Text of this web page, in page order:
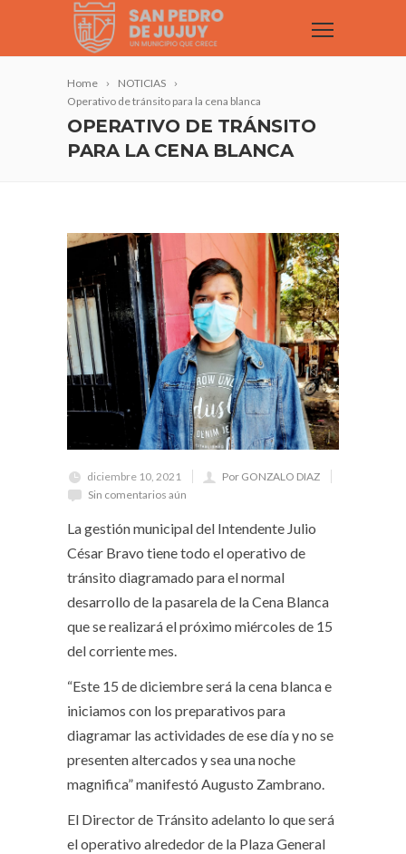
Home
NOTICIAS
Operativo de tránsito para la cena blanca
OPERATIVO DE TRÁNSITO
PARA LA CENA BLANCA
diciembre 10, 2021
Por GONZALO DIAZ
Sin comentarios aún
La gestión municipal del Intendente Julio
César Bravo tiene todo el operativo de
tránsito diagramado para el normal
desarrollo de la pasarela de la Cena Blanca
que se realizará el próximo miércoles de 15
del corriente mes.
“Este 15 de diciembre será la cena blanca e
iniciamos con los preparativos para
diagramar las actividades de ese día y no se
presenten altercados y sea una noche
magnifica” manifestó Augusto Zambrano.
El Director de Tránsito adelanto lo que será
el operativo alrededor de la Plaza General